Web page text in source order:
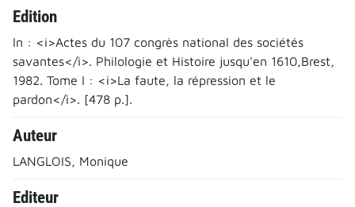
Edition
In : <i>Actes du 107 congrès national des sociétés
savantes</i>. Philologie et Histoire jusqu'en 1610,Brest,
1982. Tome I : <i>La faute, la répression et le
pardon</i>. [478 p.].
Auteur
LANGLOIS, Monique
Editeur